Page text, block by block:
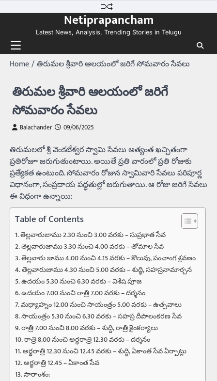
to
Netiprapancham
Latest News, Analysis, Trending Stories in Telugu
Home తిరుమల శ్రీవారి ఆలయంలో జరిగే సోమవారం సేవలు
తిరుమల శ్రీవారి ఆలయంలో జరిగే
సోమవారం సేవలు
Balachander 09/06/2025
తిరుమలలో శ్రీ వెంకటేశ్వర స్వామి సేవలు అత్యంత ఖచ్చితంగా
ప్రతిరోజూ జరుగుతుంటాయి. అయితే ప్రతి వారంలో ప్రతి రోజుకు
ప్రత్యేకత ఉంటుంది. సోమవారం రోజున స్వామివారి సేవలు పరిపూర్ణ
విధానంగా, సంప్రదాయ పద్ధతుల్లో జరుగుతాయి. ఆ రోజు జరిగే సేవలు
ఈ విధంగా ఉన్నాయి:
Table of Contents
తెల్లవారుజాము 2.30 నుంచి 3.00 వరకు – సుప్రభాత సేవ
తెల్లవారుజాము 3.30 నుంచి 4.00 వరకు – తోమాల సేవ
తెల్లవారు జాము 4.00 నుంచి 4.15 వరకు – కొలువు, పంచాంగ శ్రవణం
తెల్లవారుజాము 4.30 నుంచి 5.00 వరకు – శుద్ధి, సహస్రనామార్చన
ఉదయం 5.30 నుంచి 6.30 వరకు – విశేష పూజ
ఉదయం 7.00 నుంచి రాత్రి 7.00 వరకు – దర్శనం
మధ్యాహ్నం 12.00 నుంచి సాయంత్రం 5.00 వరకు – ఉత్సవాలు
సాయంత్రం 5.30 నుంచి 6.30 వరకు – సహస్ర దీపాలంకరణ సేవ
రాత్రి 7.00 నుంచి 8.00 వరకు – శుద్ది, రాత్రి కైంకర్యాలు
రాత్రి 8.00 నుంచి అర్థరాత్రి 12.30 వరకు – దర్శనం
అర్థరాత్రి 12.30 నుంచి 12.45 వరకు – శుద్ది, ఏకాంత సేవ ఏర్పాట్లు
అర్థరాత్రి 12.45 – ఏకాంత సేవ
సారాంశం: